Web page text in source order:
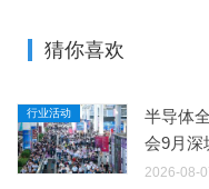
猜你喜欢
行业活动
半导体
会9月深
2026-08-